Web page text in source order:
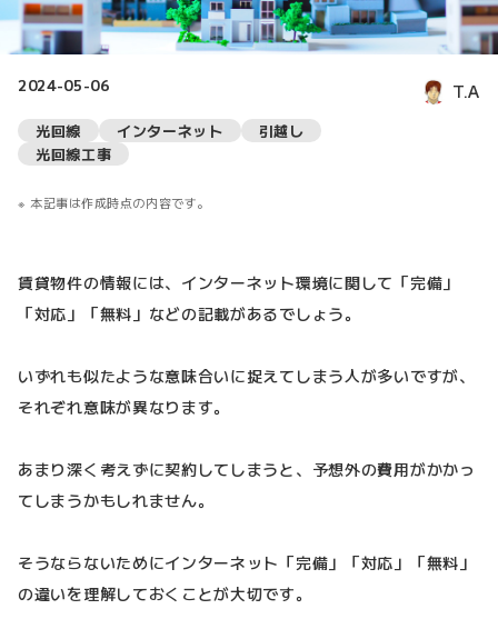
2024-05-06 T.A
光回線 インターネット
引越し
光回線工事
本記事は作成時点の内容です。
賃貸物件の情報には、インターネット環境に関して「完備」
「対応」「無料」などの記載があるでしょう。
いずれも似たような意味合いに捉えてしまう人が多いですが、
それぞれ意味が異なります。
あまり深く考えずに契約してしまうと、予想外の費用がかかっ
てしまうかもしれません。
そうならないためにインターネット「完備」「対応」「無料」
の違いを理解しておくことが大切です。